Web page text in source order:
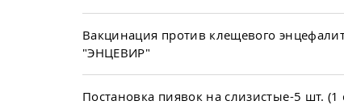
Вакцинация против клещевого
"ЭНЦЕВИР"
Постановка пиявок на слизистые-5 шт. (1